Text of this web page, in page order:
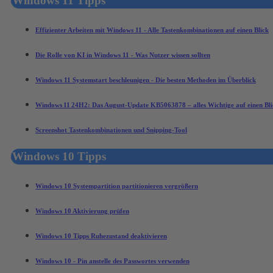
Effizienter Arbeiten mit Windows 11 - Alle Tastenkombinationen auf einen Blick
Die Rolle von KI in Windows 11 - Was Nutzer wissen sollten
Windows 11 Systemstart beschleunigen - Die besten Methoden im Überblick
Windows 11 24H2: Das August‑Update KB5063878 – alles Wichtige auf einen
Screenshot Tastenkombinationen und Snipping-Tool
Windows 10 Tipps
Windows 10 Systempartition partitionieren vergrößern
Windows 10 Aktivierung prüfen
Windows 10 Tipps Ruhezustand deaktivieren
Windows 10 - Pin anstelle des Passwortes verwenden